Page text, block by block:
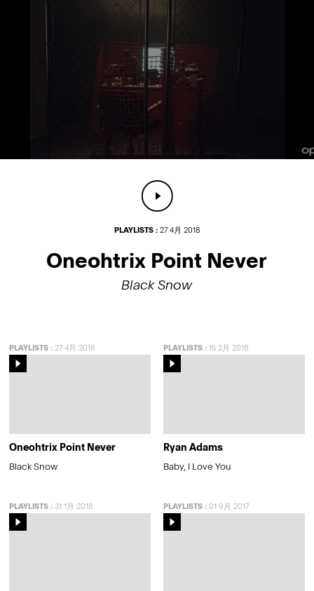
PLAYLISTS :27 4月 2018
Oneohtrix Point Never
Black Snow
PLAYLISTS : 27 4月 2018
Oneohtrix Point Never
Black Snow
PLAYLISTS:15 2月 2018
Ryan Adams
Baby, I Love You
PLAYLISTS : 31 1月 2018 PLAYLISTS:01 9月 2017